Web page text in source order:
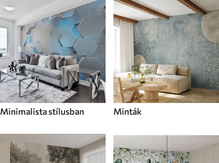
Minimalista stílusban Minták